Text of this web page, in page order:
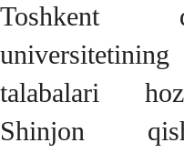
Toshkent
talabalari
Shinjon